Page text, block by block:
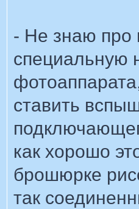
- Не знаю про
специальную
ставить
как хорошо
брошюрке
так